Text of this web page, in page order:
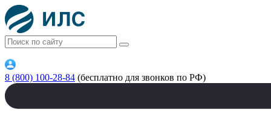
8 (800) 100-28-84 (бесплатно для звонков по РФ)